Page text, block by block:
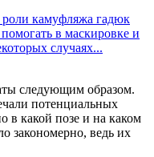
камуфляжа гадюк
в маскировке и
случаях...
следующим образом.
потенциальных
в какой позе и на каком
закономерно, ведь их